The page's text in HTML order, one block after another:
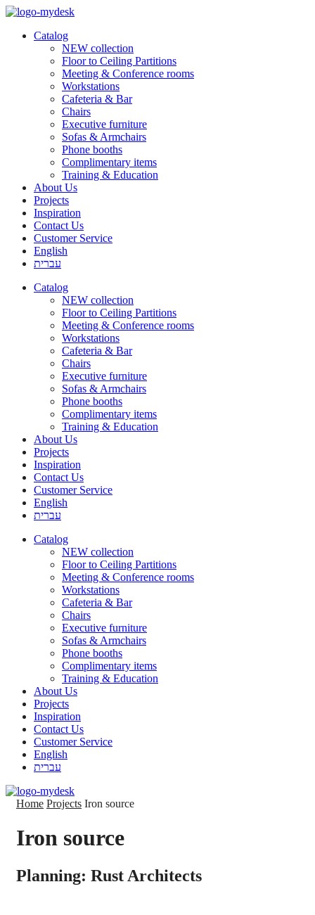
Catalog
NEW collection
Floor to Ceiling Partitions
Meeting & Conference rooms
Workstations
Cafeteria & Bar
Chairs
Executive furniture
Sofas & Armchairs
Phone booths
Complimentary items
Training & Education
About Us
Projects
Inspiration
Contact Us
Customer Service
English
עברית
Catalog
NEW collection
Floor to Ceiling Partitions
Meeting & Conference rooms
Workstations
Cafeteria & Bar
Chairs
Executive furniture
Sofas & Armchairs
Phone booths
Complimentary items
Training & Education
About Us
Projects
Inspiration
Contact Us
Customer Service
English
עברית
Catalog
NEW collection
Floor to Ceiling Partitions
Meeting & Conference rooms
Workstations
Cafeteria & Bar
Chairs
Executive furniture
Sofas & Armchairs
Phone booths
Complimentary items
Training & Education
About Us
Projects
Inspiration
Contact Us
Customer Service
English
עברית
Home Projects Iron source
Iron source
Planning: Rust Architects